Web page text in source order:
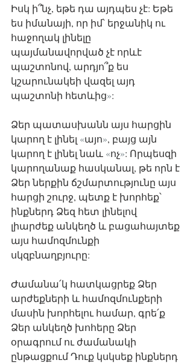
Իսկ ի՞նչ, եթե դա այդպես չէ: Եթե
ես իմանայի, որ իմ՝ երջանիկ ու
հաջողակ լինելը
պայմանավորված չէ որևէ
պաշտոնով, արդյո՞ք ես
կշարունակեի վազել այդ
պաշտոնի հետևից»:
Ձեր պատասխանն այս հարցին
կարող է լինել «այո», բայց այն
կարող է լինել նաև «ոչ»: Որպեսզի
կարողանաք հասկանալ, թե որն է
Ձեր ներքին ճշմարտությունը այս
հարցի շուրջ, պետք է խորհեք՝
ինքներդ Ձեզ հետ լինելով
լիարժեք անկեղծ և բացահայտեք
այս համոզմունքի
սկզբնաղբյուրը:
Ժամանա՛կ հատկացրեք Ձեր
արժեքների և համոզմունքերի
մասին խորհելու համար, գրե՛ք
Ձեր անկեղծ խոհերը Ձեր
օրագրում ու ժամանակի
ընթացքում Դուք կսկսեք ինքներդ